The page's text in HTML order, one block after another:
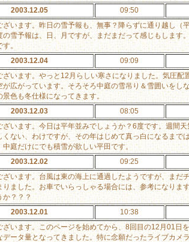
2003.12.05
09:50
ざいます。昨日の雪予報も、無事？降らずに通り越し
の雪予報は、日、月ですが、まだまだって感じもしま
。
2003.12.04
09:09
ざいます。やっと12月らしい寒さになりました。気圧
が広がっています。そろそろ中庭の雪吊り＆雪囲いをし
色も冬仕様になってきます。
2003.12.03
08:05
ざいます。今日は平年並みでしょうか？6度です。週間
くない、わけですが、その年はじめて真っ白になるまで
中庭だけにでも積雪が欲しい平田です。
2003.12.02
09:25
ざいます。台風は東の海上に通過したようですが、まだ
りました。お車でいらっしゃる場合には、参考になり
か？？？
2003.12.01
10:38
ざいます。このページを始めてから、8回目の12月01日
データ量となってきました。特に念願だったライブカ